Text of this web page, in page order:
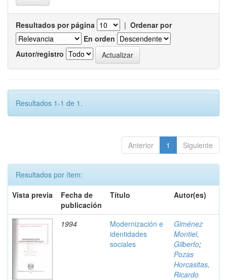
Resultados por página | Ordenar por
En orden
Autor/registro
Resultados 1-1 de 1.
Anterior 1 Siguiente
Resultados por ítem:
Vista previa
Fecha de
publicación
Título Autor(es)
1994
Modernización e
identidades
sociales
Giménez
Montiel,
Gilberto;
Pozas
Horcasitas,
Ricardo